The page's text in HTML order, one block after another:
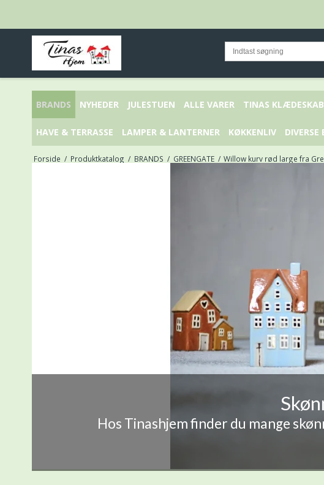
BRANDS NYHEDER JULESTUEN ALLE VARER TINAS KLÆDESKAB
HAVE & TERRASSE LAMPER & LANTERNER KØKKENLIV DIVERSE
Forside / Produktkatalog / BRANDS / GREENGATE / Willow kurv rød large fra
Hos Tinashjem finder du mange